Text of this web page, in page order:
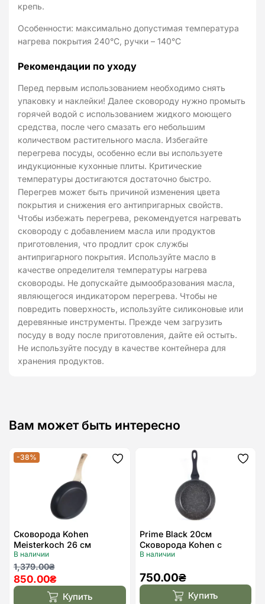
крепь.
Особенности: максимально допустимая температура
нагрева покрытия 240°C, ручки – 140°C
Рекомендации по уходу
Перед первым использованием необходимо снять
упаковку и наклейки! Далее сковороду нужно промыть
горячей водой с использованием жидкого моющего
средства, после чего смазать его небольшим
количеством растительного масла. Избегайте
перегрева посуды, особенно если вы используете
индукционные кухонные плиты. Критические
температуры достигаются достаточно быстро.
Перегрев может быть причиной изменения цвета
покрытия и снижения его антипригарных свойств.
Чтобы избежать перегрева, рекомендуется нагревать
сковороду с добавлением масла или продуктов
приготовления, что продлит срок службы
антипригарного покрытия. Используйте масло в
качестве определителя температуры нагрева
сковороды. Не допускайте дымообразования масла,
являющегося индикатором перегрева. Чтобы не
повредить поверхность, используйте силиконовые или
деревянные инструменты. Прежде чем загрузить
посуду в воду после приготовления, дайте ей остыть.
Не используйте посуду в качестве контейнера для
хранения продуктов.
Вам может быть интересно
-38% Додати
Сковорода Kohen
Meisterkoch 26 см
В наличии
1,379.00₴
Первоначальная
цена
составляла
850.00₴
Текущая
цена:
850.00₴.Купить
Prime Black 20см
Сковорода Kohen с
антипригарным
В наличии
750.00₴
Купить